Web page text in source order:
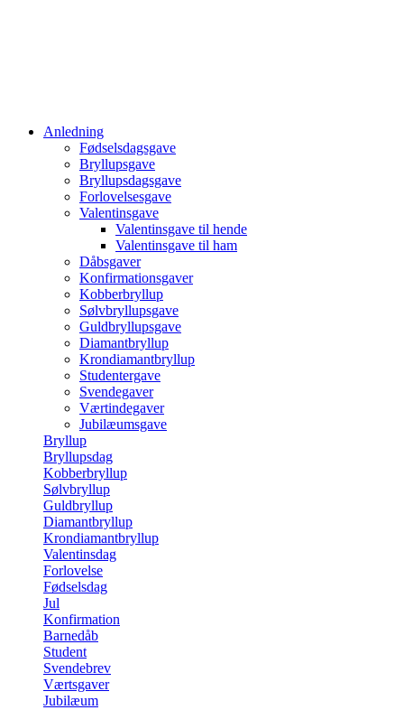
Anledning
Fødselsdagsgave
Bryllupsgave
Bryllupsdagsgave
Forlovelsesgave
Valentinsgave
Valentinsgave til hende
Valentinsgave til ham
Dåbsgaver
Konfirmationsgaver
Kobberbryllup
Sølvbryllupsgave
Guldbryllupsgave
Diamantbryllup
Krondiamantbryllup
Studentergave
Svendegaver
Værtindegaver
Jubilæumsgave
Bryllup
Bryllupsdag
Kobberbryllup
Sølvbryllup
Guldbryllup
Diamantbryllup
Krondiamantbryllup
Valentinsdag
Forlovelse
Fødselsdag
Jul
Konfirmation
Barnedåb
Student
Svendebrev
Værtsgaver
Jubilæum